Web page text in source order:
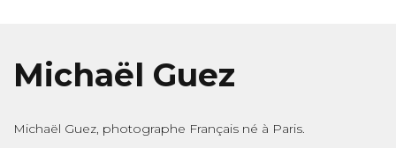
Michaël Guez
Michaël Guez, photographe Français né à Paris.